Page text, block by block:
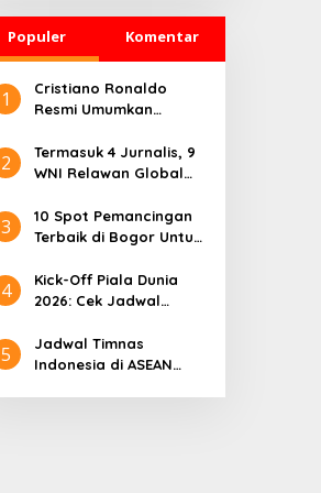
Jasadnya Dibuang
Populer Komentar
1
Cristiano Ronaldo
Resmi Umumkan
Portugal
2
Termasuk 4 Jurnalis, 9
WNI Relawan Global
Penahanan Israel
3
10 Spot Pemancingan
Terbaik di Bogor Untuk
4
Kick-Off Piala Dunia
2026: Cek Jadwal
5
Jadwal Timnas
Indonesia di ASEAN